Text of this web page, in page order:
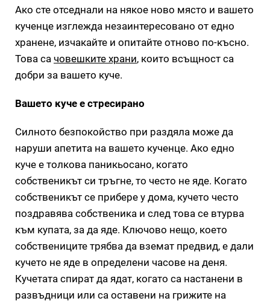
Ако сте отседнали на някое ново място и вашето
кученце изглежда незаинтересовано от едно
хранене, изчакайте и опитайте отново по-късно.
Това са човешките храни, които всъщност са
добри за вашето куче.
Вашето куче е стресирано
Силното безпокойство при раздяла може да
наруши апетита на вашето кученце. Ако едно
куче е толкова паникьосано, когато
собственикът си тръгне, то често не яде. Когато
собственикът се прибере у дома, кучето често
поздравява собственика и след това се втурва
към купата, за да яде. Ключово нещо, което
собствениците трябва да вземат предвид, е дали
кучето не яде в определени часове на деня.
Кучетата спират да ядат, когато са настанени в
развъдници или са оставени на грижите на